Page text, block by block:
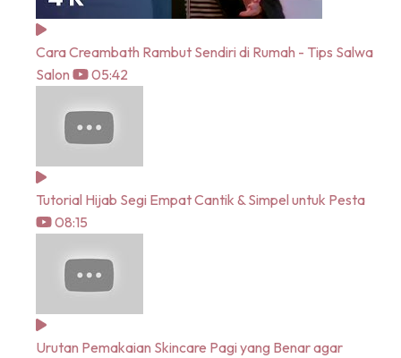
Cara Creambath Rambut Sendiri di Rumah - Tips Salwa
Salon
05:42
Tutorial Hijab Segi Empat Cantik & Simpel untuk Pesta
08:15
Urutan Pemakaian Skincare Pagi yang Benar agar